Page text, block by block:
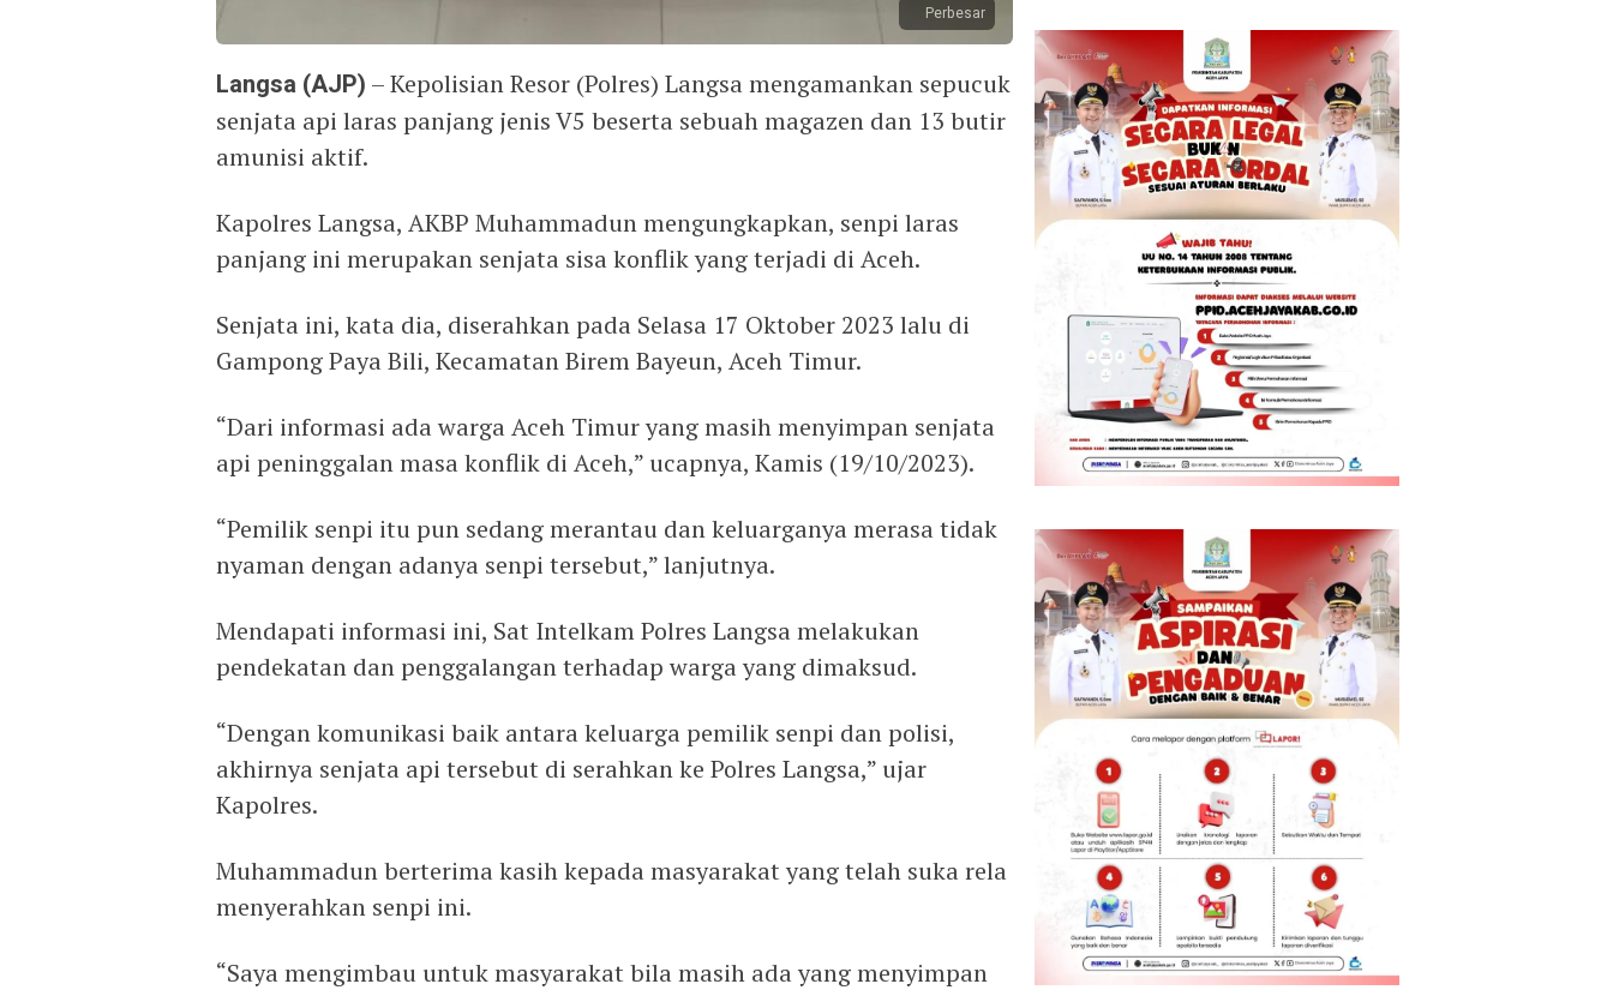
Perbesar
Langsa (AJP) – Kepolisian Resor (Polres) Langsa mengamankan sepucuk
senjata api laras panjang jenis V5 beserta sebuah magazen dan 13 butir
amunisi aktif.
Kapolres Langsa, AKBP Muhammadun mengungkapkan, senpi laras
panjang ini merupakan senjata sisa konflik yang terjadi di Aceh.
Senjata ini, kata dia, diserahkan pada Selasa 17 Oktober 2023 lalu di
Gampong Paya Bili, Kecamatan Birem Bayeun, Aceh Timur.
“Dari informasi ada warga Aceh Timur yang masih menyimpan senjata
api peninggalan masa konflik di Aceh,” ucapnya, Kamis (19/10/2023).
“Pemilik senpi itu pun sedang merantau dan keluarganya merasa tidak
nyaman dengan adanya senpi tersebut,” lanjutnya.
Mendapati informasi ini, Sat Intelkam Polres Langsa melakukan
pendekatan dan penggalangan terhadap warga yang dimaksud.
“Dengan komunikasi baik antara keluarga pemilik senpi dan polisi,
akhirnya senjata api tersebut di serahkan ke Polres Langsa,” ujar
Kapolres.
Muhammadun berterima kasih kepada masyarakat yang telah suka rela
menyerahkan senpi ini.
“Saya mengimbau untuk masyarakat bila masih ada yang menyimpan